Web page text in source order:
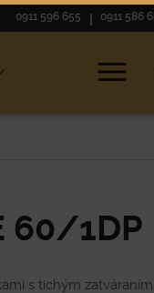
0911 596 655 0911 586
60/1DP
s tichým